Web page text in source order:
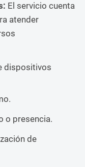
El servicio cuenta
atender
dispositivos
o presencia.
de